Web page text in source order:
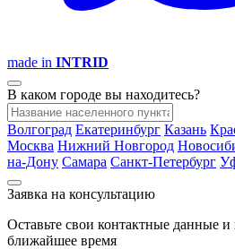
made in INTRID
В каком городе вы находитесь?
Волгоград Екатеринбург Казань
Москва Нижний Новгород
на-Дону Самара Санкт-Петербург
Заявка на консультацию
Оставьте свои контактные данные
ближайшее время